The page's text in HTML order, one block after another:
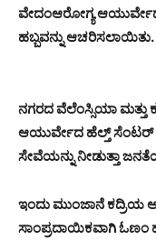
ವೇದಂಆರೋಗ್ಯ
ಹಬ್ಬವನ್ನು ಆಚರಿಸಲಾಯಿತು.
ನಗರದ ವೆಲೆಂಸ್ಸಿಯಾ ಮತ್ತು
ಆಯುರ್ವೇದ ಹೆಲ್ತ್ ಸೆಂಟರ್
ಸೇವೆಯನ್ನು ನೀಡುತ್ತಾ
ಇಂದು ಮುಂಜಾನೆ ಕದ್ರಿಯ
ಸಾಂಪ್ರದಾಯಿಕವಾಗಿ ಓಣಂ